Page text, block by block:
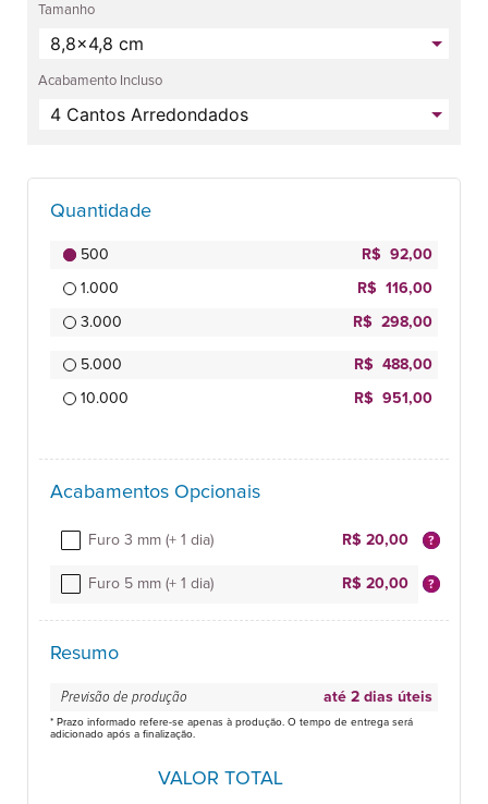
Tamanho
Acabamento Incluso
Quantidade
500 R$ 92,00
1.000 R$ 116,00
3.000 R$ 298,00
5.000 R$ 488,00
10.000 R$ 951,00
Acabamentos Opcionais
Furo 3 mm (+ 1 dia) R$ 20,00
Furo 5 mm (+ 1 dia) R$ 20,00
Resumo
Previsão de produção até 2 dias úteis
* Prazo informado refere-se apenas à produção. O tempo de entrega será
adicionado após a finalização.
VALOR TOTAL